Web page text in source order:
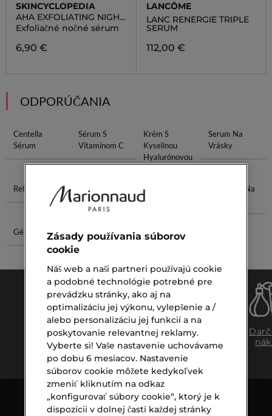
SKINCYCLOPEDIA
AHA EXFOLIATING NIGHT
FACE SERUM WITH 20%
LACTIS, GLYCOLIC AND
MANDELIC ACIDS
Exfoliačné nočné sérum
6,90 €
LANCÔME
LANC RENERGIE TRIPLE
SERUM
112,00 €
ODPORÚČANIA
Centella
Sérum
Sérum S
Vitamínom C
Krém S
Kyselinou
Hyalurónovou
Serum Na
Vrásky
Retinol Sérum
Sérum Na
Riasy
Kvapky Do
Očí
Vitamín C Na
Gél Proti
Serum Od
Joseon
Doprava
zadarmo
nad €39,-
Expresný
osobný
odber
Zásady používania súborov
cookie
Náš web a naši partneri používajú cookie
a podobné technológie potrebné pre
prevádzku stránky, ako aj na
optimalizáciu jej výkonu, vylepšenie a /
alebo personalizáciu jej funkcií a na
poskytovanie relevantnej reklamy.
Vyberte si! Vaše nastavenie uchovávame
po dobu 6 mesiacov. Nastavenie
súborov cookie môžete kedykoľvek
zmeniť kliknutím na odkaz
„konfigurovať súbory cookie“, ktorý je k
dispozícii v dolnej časti každej stránky